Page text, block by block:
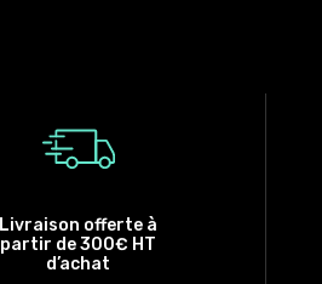
Livraison offerte à
partir de 300€ HT
d’achat